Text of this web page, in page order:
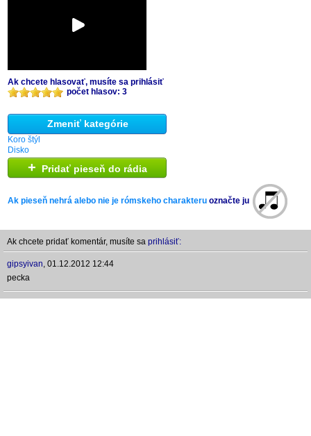
Ak chcete hlasovať, musíte sa prihlásiť
počet hlasov: 3
Zmeniť kategórie
Koro štýl
Disko
+ Pridať pieseň do rádia
Ak pieseň nehrá alebo nie je rómskeho charakteru označte ju
Ak chcete pridať komentár, musíte sa prihlásiť:
gipsyivan, 01.12.2012 12:44
pecka